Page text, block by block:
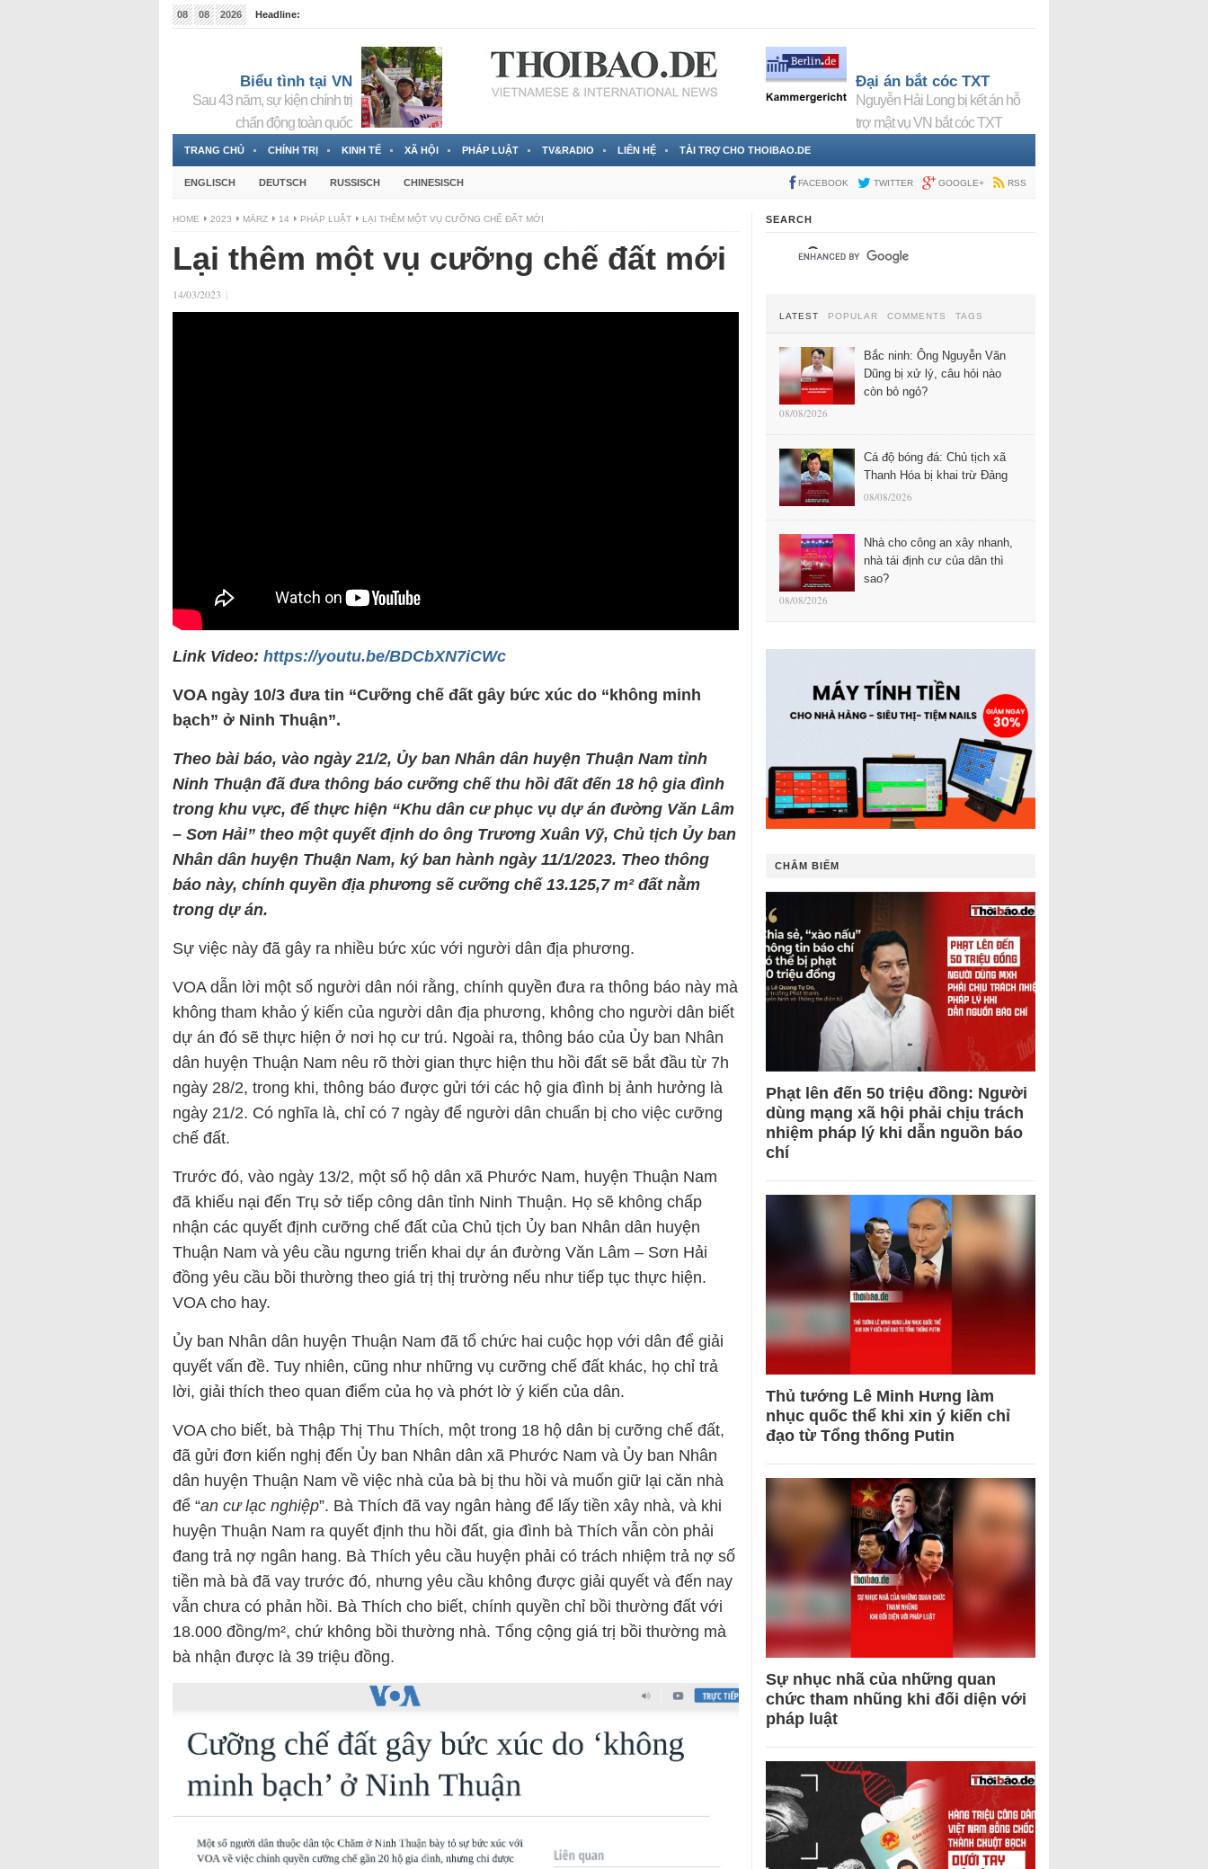
08 08 2026
Headline:
Biểu tình tại VN
Sau 43 năm, sự kiện chính trị
chấn động toàn quốc
Đại án bắt cóc TXT
Nguyễn Hải Long bị kết án hỗ
trợ mật vụ VN bắt cóc TXT
TRANG CHỦ CHÍNH TRỊ KINH TẾ XÃ HỘI PHÁP LUẬT TV&RADIO LIÊN HỆ TÀI TRỢ CHO THOIBAO.DE
ENGLISCH DEUTSCH RUSSISCH CHINESISCH FACEBOOK TWITTER GOOGLE+ RSS
HOME 2023 MÄRZ 14 PHÁP LUẬT LẠI THÊM MỘT VỤ CƯỠNG CHẾ ĐẤT MỚI
Lại thêm một vụ cưỡng chế đất mới
14/03/2023 |
Link Video: https://youtu.be/BDCbXN7iCWc
VOA ngày 10/3 đưa tin “Cưỡng chế đất gây bức xúc do “không minh
bạch” ở Ninh Thuận”.
Theo bài báo, vào ngày 21/2, Ủy ban Nhân dân huyện Thuận Nam tỉnh
Ninh Thuận đã đưa thông báo cưỡng chế thu hồi đất đến 18 hộ gia đình
trong khu vực, để thực hiện “Khu dân cư phục vụ dự án đường Văn Lâm
– Sơn Hải” theo một quyết định do ông Trương Xuân Vỹ, Chủ tịch Ủy ban
Nhân dân huyện Thuận Nam, ký ban hành ngày 11/1/2023. Theo thông
báo này, chính quyền địa phương sẽ cưỡng chế 13.125,7 m² đất nằm
trong dự án.
Sự việc này đã gây ra nhiều bức xúc với người dân địa phương.
VOA dẫn lời một số người dân nói rằng, chính quyền đưa ra thông báo này mà
không tham khảo ý kiến của người dân địa phương, không cho người dân biết
dự án đó sẽ thực hiện ở nơi họ cư trú. Ngoài ra, thông báo của Ủy ban Nhân
dân huyện Thuận Nam nêu rõ thời gian thực hiện thu hồi đất sẽ bắt đầu từ 7h
ngày 28/2, trong khi, thông báo được gửi tới các hộ gia đình bị ảnh hưởng là
ngày 21/2. Có nghĩa là, chỉ có 7 ngày để người dân chuẩn bị cho việc cưỡng
chế đất.
Trước đó, vào ngày 13/2, một số hộ dân xã Phước Nam, huyện Thuận Nam
đã khiếu nại đến Trụ sở tiếp công dân tỉnh Ninh Thuận. Họ sẽ không chấp
nhận các quyết định cưỡng chế đất của Chủ tịch Ủy ban Nhân dân huyện
Thuận Nam và yêu cầu ngưng triển khai dự án đường Văn Lâm – Sơn Hải
đồng yêu cầu bồi thường theo giá trị thị trường nếu như tiếp tục thực hiện.
VOA cho hay.
Ủy ban Nhân dân huyện Thuận Nam đã tổ chức hai cuộc họp với dân để giải
quyết vấn đề. Tuy nhiên, cũng như những vụ cưỡng chế đất khác, họ chỉ trả
lời, giải thích theo quan điểm của họ và phớt lờ ý kiến của dân.
VOA cho biết, bà Thập Thị Thu Thích, một trong 18 hộ dân bị cưỡng chế đất,
đã gửi đơn kiến nghị đến Ủy ban Nhân dân xã Phước Nam và Ủy ban Nhân
dân huyện Thuận Nam về việc nhà của bà bị thu hồi và muốn giữ lại căn nhà
để “an cư lạc nghiệp”. Bà Thích đã vay ngân hàng để lấy tiền xây nhà, và khi
huyện Thuận Nam ra quyết định thu hồi đất, gia đình bà Thích vẫn còn phải
đang trả nợ ngân hang. Bà Thích yêu cầu huyện phải có trách nhiệm trả nợ số
tiền mà bà đã vay trước đó, nhưng yêu cầu không được giải quyết và đến nay
vẫn chưa có phản hồi. Bà Thích cho biết, chính quyền chỉ bồi thường đất với
18.000 đồng/m², chứ không bồi thường nhà. Tổng cộng giá trị bồi thường mà
bà nhận được là 39 triệu đồng.
SEARCH
LATEST POPULAR COMMENTS TAGS
Bắc ninh: Ông Nguyễn Văn
Dũng bị xử lý, câu hỏi nào
còn bỏ ngỏ?
08/08/2026
Cá độ bóng đá: Chủ tịch xã
Thanh Hóa bị khai trừ Đảng
08/08/2026
Nhà cho công an xây nhanh,
nhà tái định cư của dân thì
sao?
08/08/2026
CHÂM BIẾM
Phạt lên đến 50 triệu đồng: Người
dùng mạng xã hội phải chịu trách
nhiệm pháp lý khi dẫn nguồn báo
chí
Thủ tướng Lê Minh Hưng làm
nhục quốc thể khi xin ý kiến chỉ
đạo từ Tổng thống Putin
Sự nhục nhã của những quan
chức tham nhũng khi đối diện với
pháp luật